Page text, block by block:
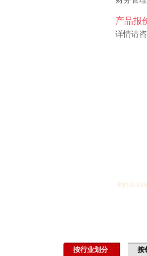
产品报
详情请
询0532-
按行业划分 按